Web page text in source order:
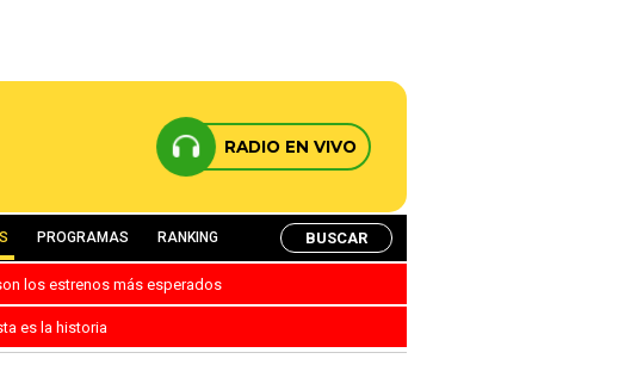
RADIO EN VIVO
PROGRAMAS RANKING BUSCAR
los estrenos más esperados
es la historia